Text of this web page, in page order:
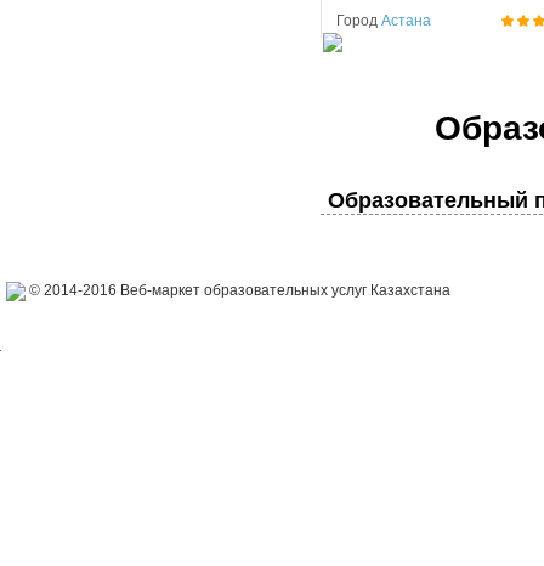
Город Астана
Образовательный
© 2014-2016 Веб-маркет образовательных услуг Казахстана